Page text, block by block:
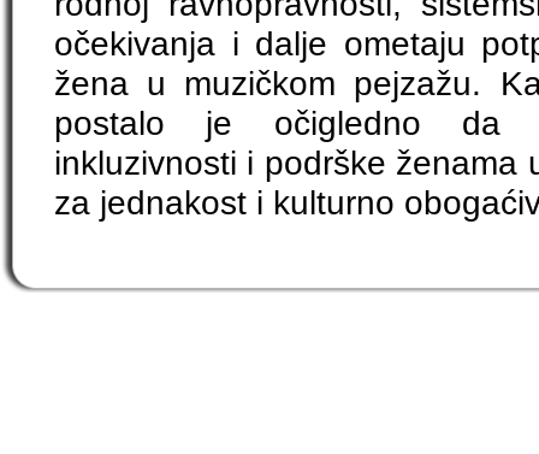
očekivanja i dalje ometaju
žena u muzičkom pejzažu.
postalo je očigledno da
inkluzivnosti i podrške ženama
za jednakost i kulturno